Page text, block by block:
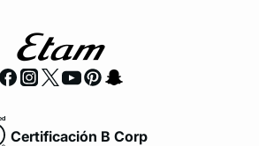
Certificación B Corp